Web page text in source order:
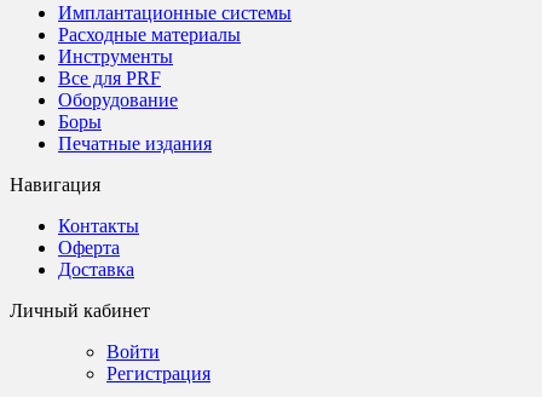
Имплантационные системы
Расходные материалы
Инструменты
Все для PRF
Оборудование
Боры
Печатные издания
Навигация
Контакты
Оферта
Доставка
Личный кабинет
Войти
Регистрация